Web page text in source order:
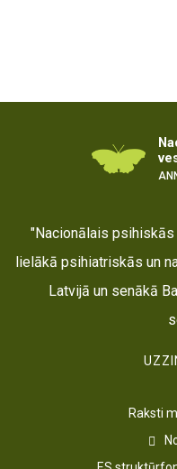
"Nacionālais
lielākā psihiatriskās un
Latvijā un senākā
Raksti